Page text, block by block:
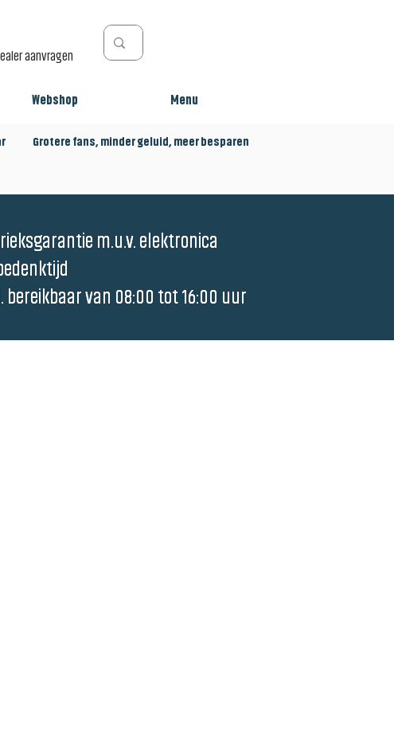
aanvragen
Webshop Menu
fans, minder geluid, meer besparen
m.u.v. elektronica
bereikbaar van 08:00 tot 16:00 uur
m.u.v. elektronica
bereikbaar van 08:00 tot 16:00 uur